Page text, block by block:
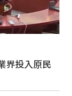
界投入原民